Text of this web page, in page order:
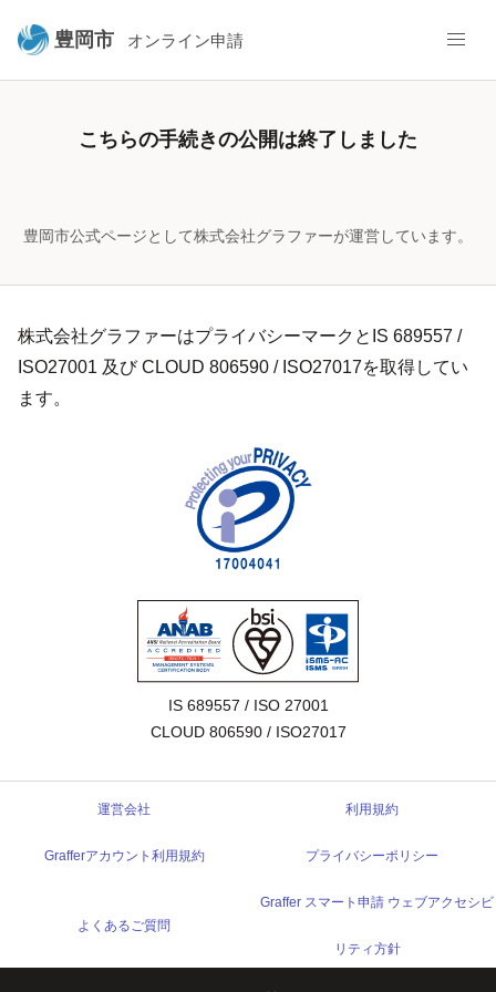
豊岡市 オンライン申請
こちらの手続きの公開は終了しました
豊岡市公式ページとして株式会社グラファーが運営しています。
株式会社グラファーはプライバシーマークとIS 689557 /
ISO27001 及び CLOUD 806590 / ISO27017を取得してい
ます。
IS 689557 / ISO 27001
CLOUD 806590 / ISO27017
運営会社 利用規約
Grafferアカウント利用規約 プライバシーポリシー
よくあるご質問
Graffer スマート申請 ウェブアクセシビ
リティ方針